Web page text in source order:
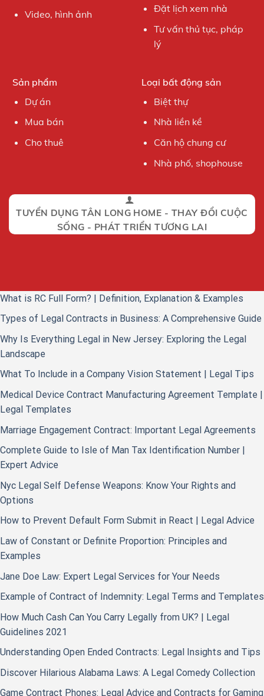
Video, hình ảnh
Đặt lịch xem nhà
Tư vấn thủ tục, pháp
lý
Sản phẩm
Dự án
Mua bán
Cho thuê
Loại bất động sản
Biệt thự
Nhà liền kề
Căn hộ chung cư
Nhà phố, shophouse
TUYỂN DỤNG TÂN LONG HOME - THAY ĐỔI CUỘC
SỐNG - PHÁT TRIỂN TƯƠNG LAI
What is RC Full Form? | Definition, Explanation & Examples
Types of Legal Contracts in Business: A Comprehensive Guide
Why Is Everything Legal in New Jersey: Exploring the Legal
Landscape
What To Include in a Company Vision Statement | Legal Tips
Medical Device Contract Manufacturing Agreement Template |
Legal Templates
Marriage Engagement Contract: Important Legal Agreements
Complete Guide to Isle of Man Tax Identification Number |
Expert Advice
Nyc Legal Self Defense Weapons: Know Your Rights and
Options
How to Prevent Default Form Submit in React | Legal Advice
Law of Constant or Definite Proportion: Principles and
Examples
Jane Doe Law: Expert Legal Services for Your Needs
Example of Contract of Indemnity: Legal Terms and Templates
How Much Cash Can You Carry Legally from UK? | Legal
Guidelines 2021
Understanding Open Ended Contracts: Legal Insights and Tips
Discover Hilarious Alabama Laws: A Legal Comedy Collection
Game Contract Phones: Legal Advice and Contracts for Gaming